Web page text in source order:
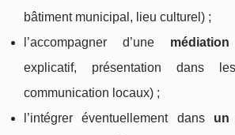
bâtiment municipal, lieu culturel) ;
l’accompagner d’une
explicatif, présentation dans
communication locaux) ;
l’intégrer éventuellement dans un